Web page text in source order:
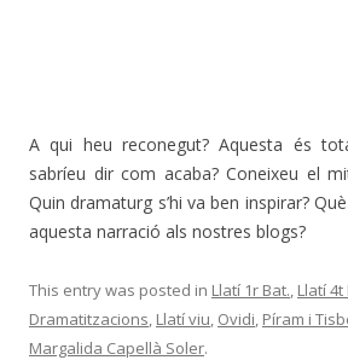
A qui heu reconegut? Aquesta és
sabríeu dir com acaba? Coneixeu el
Quin dramaturg s’hi va ben inspirar?
aquesta narració als nostres blogs?
This entry was posted in Llatí 1r Bat., Llatí 4t
Dramatitzacions, Llatí viu, Ovidi, Píram i
Margalida Capellà Soler.